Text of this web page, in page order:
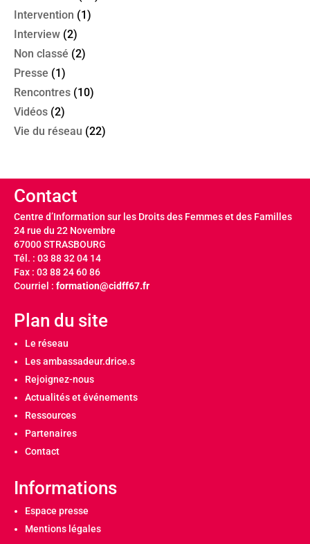
Intervention (1)
Interview (2)
Non classé (2)
Presse (1)
Rencontres (10)
Vidéos (2)
Vie du réseau (22)
Contact
Centre d’Information sur les Droits des Femmes et des Familles
24 rue du 22 Novembre
67000 STRASBOURG
Tél. : 03 88 32 04 14
Fax : 03 88 24 60 86
Courriel : formation@cidff67.fr
Plan du site
Le réseau
Les ambassadeur.drice.s
Rejoignez-nous
Actualités et événements
Ressources
Partenaires
Contact
Informations
Espace presse
Mentions légales